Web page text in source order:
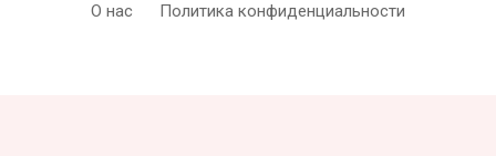
О нас Политика конфиденциальности